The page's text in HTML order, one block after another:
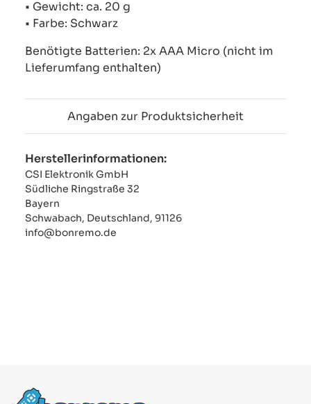
• Gewicht: ca. 20 g
• Farbe: Schwarz
Benötigte Batterien: 2x AAA Micro (nicht im
Lieferumfang enthalten)
Angaben zur Produktsicherheit
Herstellerinformationen:
CSI Elektronik GmbH
Südliche Ringstraße 32
Bayern
Schwabach, Deutschland, 91126
info@bonremo.de